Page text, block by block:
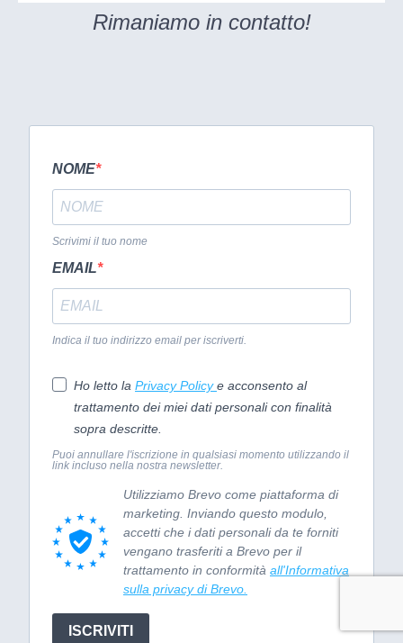
Rimaniamo in contatto!
NOME
Scrivimi il tuo nome
EMAIL
Indica il tuo indirizzo email per iscriverti.
Ho letto la Privacy Policye acconsento al
trattamento dei miei dati personali con finalità
sopra descritte.
Puoi annullare l'iscrizione in qualsiasi momento utilizzando il
link incluso nella nostra newsletter.
Utilizziamo Brevo come piattaforma di
marketing. Inviando questo modulo,
accetti che i dati personali da te forniti
vengano trasferiti a Brevo per il
trattamento in conformità all'Informativa
sulla privacy di Brevo.
ISCRIVITI